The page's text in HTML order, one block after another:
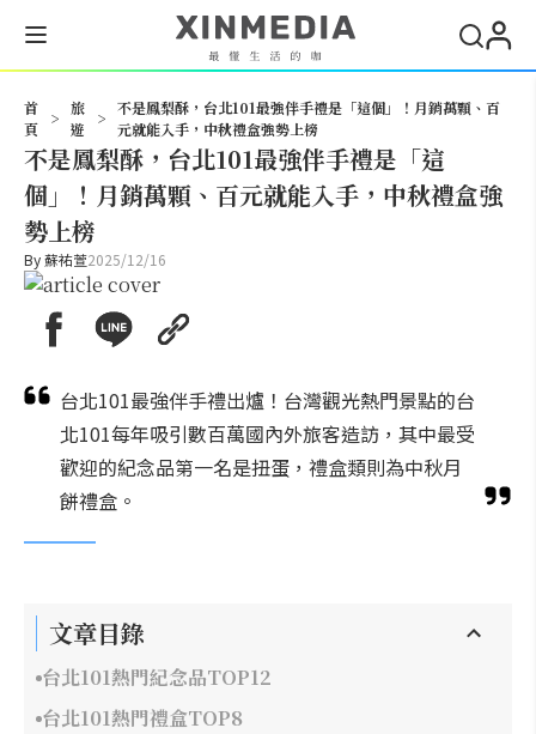
首
頁
>
旅
遊
>
不是鳳梨酥，台北101最強伴手禮是「這個」！月銷萬顆、百
元就能入手，中秋禮盒強勢上榜
不是鳳梨酥，台北101最強伴手禮是「這
個」！月銷萬顆、百元就能入手，中秋禮盒強
勢上榜
By蘇祐萱2025/12/16
台北101最強伴手禮出爐！台灣觀光熱門景點的台
北101每年吸引數百萬國內外旅客造訪，其中最受
歡迎的紀念品第一名是扭蛋，禮盒類則為中秋月
餅禮盒。
文章目錄
台北101熱門紀念品TOP12
台北101熱門禮盒TOP8